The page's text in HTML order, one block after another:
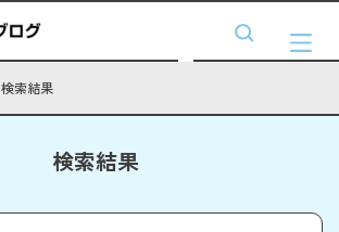
検索結果
検索結果